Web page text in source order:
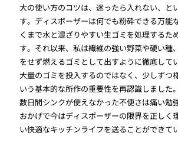
大の使い方のコツは、迷ったら入れない、と
す。ディスポーザーは何でも粉砕できる万能
くまで水と混ざりやすい生ゴミを処理するた
す。それ以来、私は繊維の強い野菜や硬い種
をせず燃えるゴミとして出すように徹底して
大量のゴミを投入するのではなく、少しずつ
いう基本的な所作の重要性を再認識しました
数日間シンクが使えなかった不便さは痛い勉
おかげで今はディスポーザーの限界を正しく
い快適なキッチンライフを送ることができて